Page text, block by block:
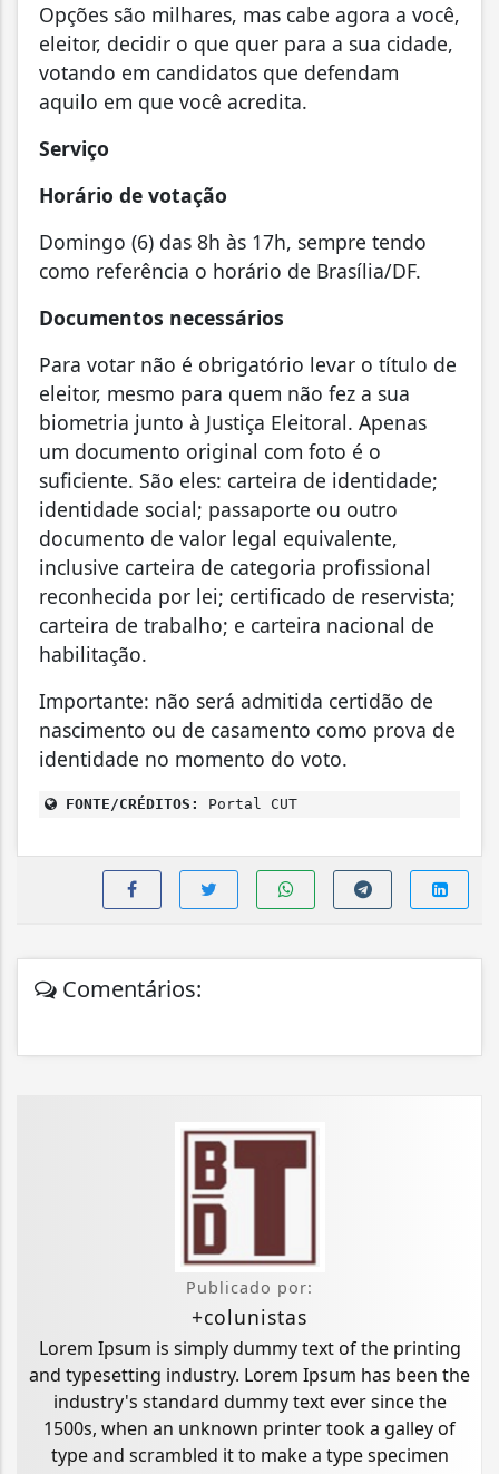
Opções são milhares, mas cabe agora a você,
eleitor, decidir o que quer para a sua cidade,
votando em candidatos que defendam
aquilo em que você acredita.
Serviço
Horário de votação
Domingo (6) das 8h às 17h, sempre tendo
como referência o horário de Brasília/DF.
Documentos necessários
Para votar não é obrigatório levar o título de
eleitor, mesmo para quem não fez a sua
biometria junto à Justiça Eleitoral. Apenas
um documento original com foto é o
suficiente. São eles: carteira de identidade;
identidade social; passaporte ou outro
documento de valor legal equivalente,
inclusive carteira de categoria profissional
reconhecida por lei; certificado de reservista;
carteira de trabalho; e carteira nacional de
habilitação.
Importante: não será admitida certidão de
nascimento ou de casamento como prova de
identidade no momento do voto.
FONTE/CRÉDITOS: Portal CUT
Comentários:
Publicado por:
+colunistas
Lorem Ipsum is simply dummy text of the printing
and typesetting industry. Lorem Ipsum has been the
industry's standard dummy text ever since the
1500s, when an unknown printer took a galley of
type and scrambled it to make a type specimen